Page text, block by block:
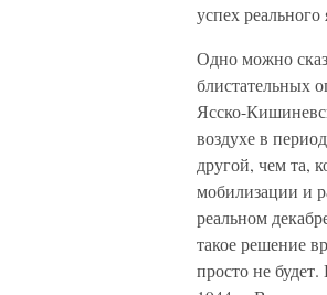
успех
Одно можно
блистательных
Ясско-
воздухе в
другой, чем та,
мобилизации и
реальном
такое решение
просто не